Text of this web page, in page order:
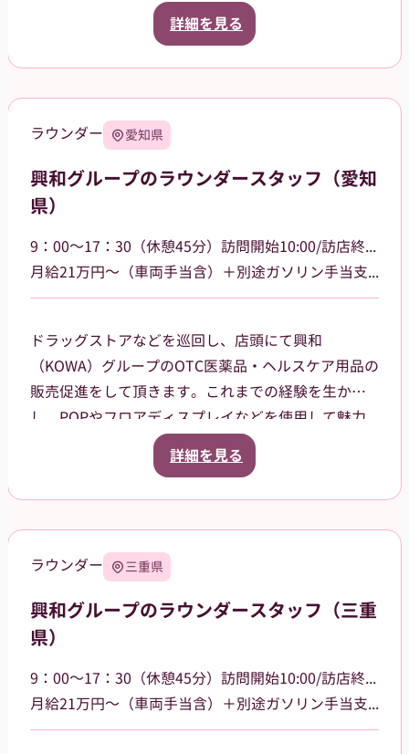
的な売場作りをお願いします。また、商品や稼働に
関する研修などは、事前に担当者から数日間行いま
西東京市などを中心に、周辺エリアも担当していた
詳細を見る
ラウンダー 愛知県
興和グループのラウンダースタッフ（愛知
県）
9：00～17：30（休憩45分）訪問開始10:00/訪店終了17:00
月給21万円～（車両手当含）＋別途ガソリン手当支給 その他手当あり
ドラッグストアなどを巡回し、店頭にて興和
（KOWA）グループのOTC医薬品・ヘルスケア用品の
販売促進をして頂きます。これまでの経験を生か
し、POPやフロアディスプレイなどを使用して魅力
的な売場作りをお願いします。また、商品や稼働に
関する研修などは、事前に担当者から数日間行いま
を担当していただきます。2026年12月31日までを予
り）。
詳細を見る
ラウンダー 三重県
興和グループのラウンダースタッフ（三重
県）
9：00～17：30（休憩45分）訪問開始10:00/訪店終了17:00
月給21万円～（車両手当含）＋別途ガソリン手当支給 その他手当あり